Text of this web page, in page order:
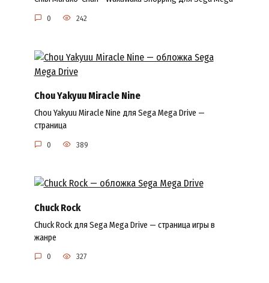
0 242
Chou Yakyuu Miracle Nine
Chou Yakyuu Miracle Nine для Sega Mega Drive —
страница
0 389
Chuck Rock
Chuck Rock для Sega Mega Drive — страница игры в
жанре
0 327